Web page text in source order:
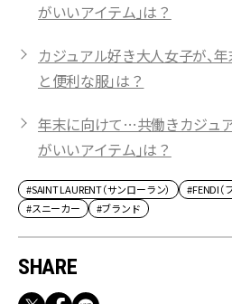
がいいアイテム」は？
カジュアル好き大人女子が、
と便利な服」は？
年末に向けて…共働きカジュ
がいいアイテム」は？
#SAINT LAURENT（サンローラン） #FENDI（
#スニーカー
#ブランド
SHARE